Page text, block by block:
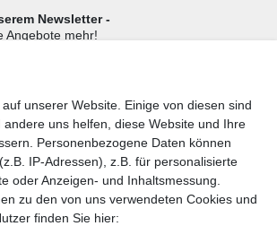
Newsletter -
Angebote mehr!
unserer Website. Einige von diesen sind
andere uns helfen, diese Website und Ihre
Personenbezogene Daten können
IP-Adressen), z.B. für personalisierte
oder Anzeigen- und Inhaltsmessung.
zu den von uns verwendeten Cookies und
finden Sie hier: